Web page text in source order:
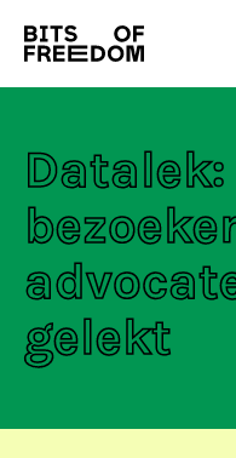
Search
for:
Datalek:
gelekt